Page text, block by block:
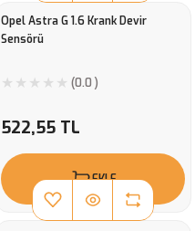
Opel Astra G 1.6 Krank Devir
Sensörü
(0.0 )
522,55 TL
EKLE